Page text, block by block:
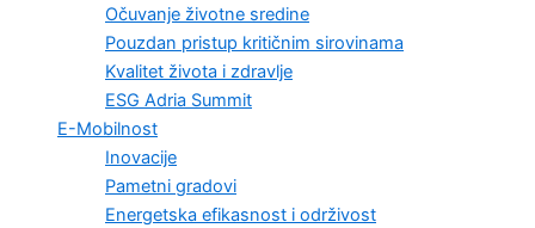
Očuvanje životne sredine
Pouzdan pristup kritičnim sirovinama
Kvalitet života i zdravlje
ESG Adria Summit
E-Mobilnost
Inovacije
Pametni gradovi
Energetska efikasnost i održivost